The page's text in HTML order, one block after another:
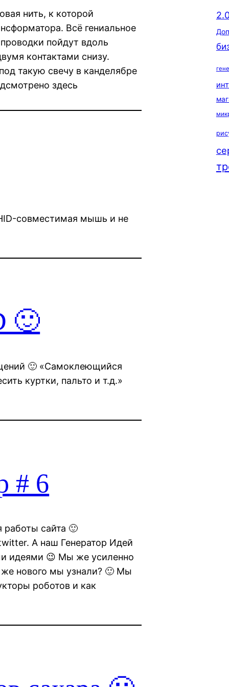
нить, к которой
Всё гениальное
пойдут вдоль
контактами снизу.
такую свечу в канделябре
здесь
совместимая мышь и не
🙂
🙂 «Самоклеющийся
куртки, пальто и т.д.»
# 6
сайта 🙂
А наш Генератор Идей
идеями 😉 Мы же усиленно
нового мы узнали? 🙂 Мы
роботов и как